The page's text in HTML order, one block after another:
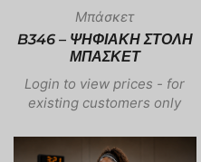
Μπάσκετ
B346 – ΨΗΦΙΑΚΗ ΣΤΟΛΗ
ΜΠΑΣΚΕΤ
Login to view prices - for
existing customers only